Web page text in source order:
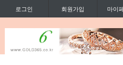
로그인 회원가입 마이